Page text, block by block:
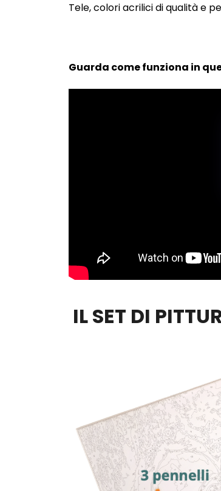
Tele, colori acrilici di qualità e
Guarda come funziona in
IL SET DI